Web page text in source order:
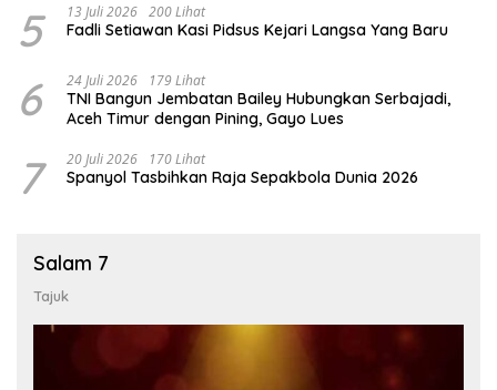
5 13 Juli 2026 200 Lihat
Fadli Setiawan Kasi Pidsus Kejari Langsa Yang Baru
6 24 Juli 2026 179 Lihat
TNI Bangun Jembatan Bailey Hubungkan Serbajadi,
Aceh Timur dengan Pining, Gayo Lues
7 20 Juli 2026 170 Lihat
Spanyol Tasbihkan Raja Sepakbola Dunia 2026
Salam 7
Tajuk